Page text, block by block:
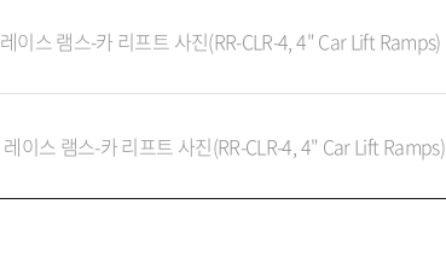
레이스 램스-카 리프트 사진(RR-CLR-4, 4" Car Lift Ramps)
레이스 램스-카 리프트 사진(RR-CLR-4, 4" Car Lift Ramps)